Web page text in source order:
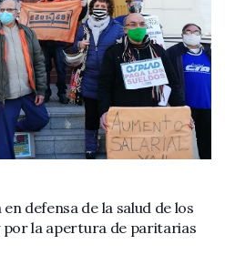
defensa de la salud de los
la apertura de paritarias